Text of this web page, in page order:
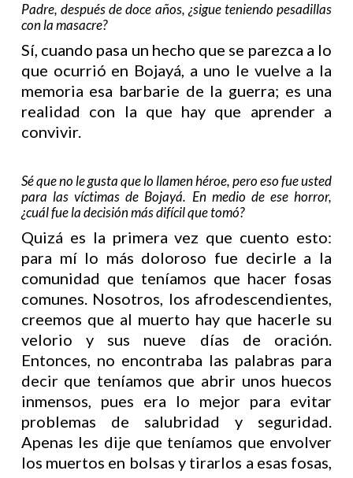
Padre, después de doce años, ¿sigue teniendo pesadillas
con la masacre?
Sí, cuando pasa un hecho que se parezca a lo
que ocurrió en Bojayá, a uno le vuelve a la
memoria esa barbarie de la guerra; es una
realidad con la que hay que aprender a
convivir.
Sé que no le gusta que lo llamen héroe, pero eso fue usted
para las víctimas de Bojayá. En medio de ese horror,
¿cuál fue la decisión más difícil que tomó?
Quizá es la primera vez que cuento esto:
para mí lo más doloroso fue decirle a la
comunidad que teníamos que hacer fosas
comunes. Nosotros, los afrodescendientes,
creemos que al muerto hay que hacerle su
velorio y sus nueve días de oración.
Entonces, no encontraba las palabras para
decir que teníamos que abrir unos huecos
inmensos, pues era lo mejor para evitar
problemas de salubridad y seguridad.
Apenas les dije que teníamos que envolver
los muertos en bolsas y tirarlos a esas fosas,